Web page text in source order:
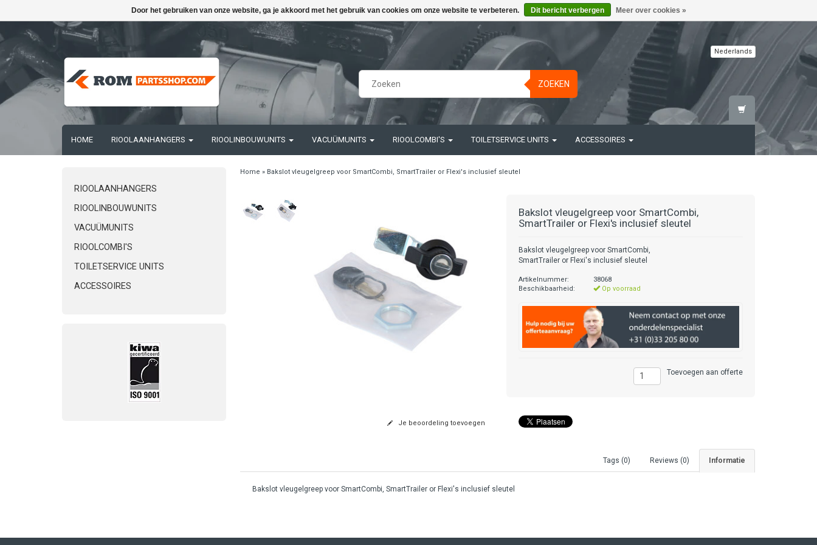
ZOEKEN
Nederlands
HOME RIOOLAANHANGERS RIOOLINBOUWUNITS VACUÜMUNITS RIOOLCOMBI'S TOILETSERVICE UNITS ACCESSOIRES
RIOOLAANHANGERS
RIOOLINBOUWUNITS
VACUÜMUNITS
RIOOLCOMBI'S
TOILETSERVICE UNITS
ACCESSOIRES
Home » Bakslot vleugelgreep voor SmartCombi, SmartTrailer or Flexi's inclusief sleutel
Bakslot vleugelgreep voor SmartCombi,
SmartTrailer or Flexi's inclusief sleutel
Bakslot vleugelgreep voor SmartCombi,
SmartTrailer or Flexi's inclusief sleutel
Artikelnummer:
38068
Beschikbaarheid:
Op voorraad
Toevoegen aan offerte
Je beoordeling toevoegen
Informatie
Reviews (0)
Tags (0)
Bakslot vleugelgreep voor SmartCombi, SmartTrailer or Flexi's inclusief sleutel
Door het gebruiken van onze website, ga je akkoord met het gebruik van cookies om onze website te verbeteren. Dit bericht verbergen Meer over cookies »